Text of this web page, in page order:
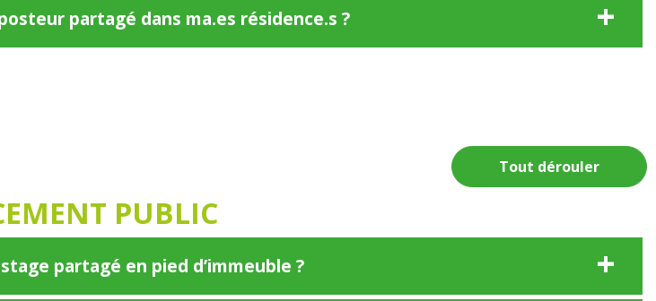
partagé dans ma.es résidence.s ?
Tout dérouler
PUBLIC
partagé en pied d’immeuble ?